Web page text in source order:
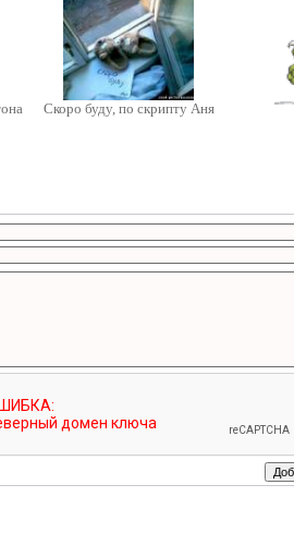
Скоро буду, по скрипту Аня